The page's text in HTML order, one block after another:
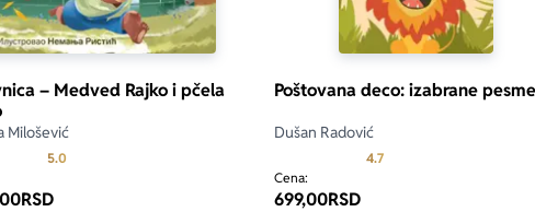
– Medved Rajko i pčela
Milošević
5.0
RSD
Poštovana deco: izabrane pesme
Dušan Radović
4.7Prosecna ocena je 4.7 od 5
Cena:
699,00RSD